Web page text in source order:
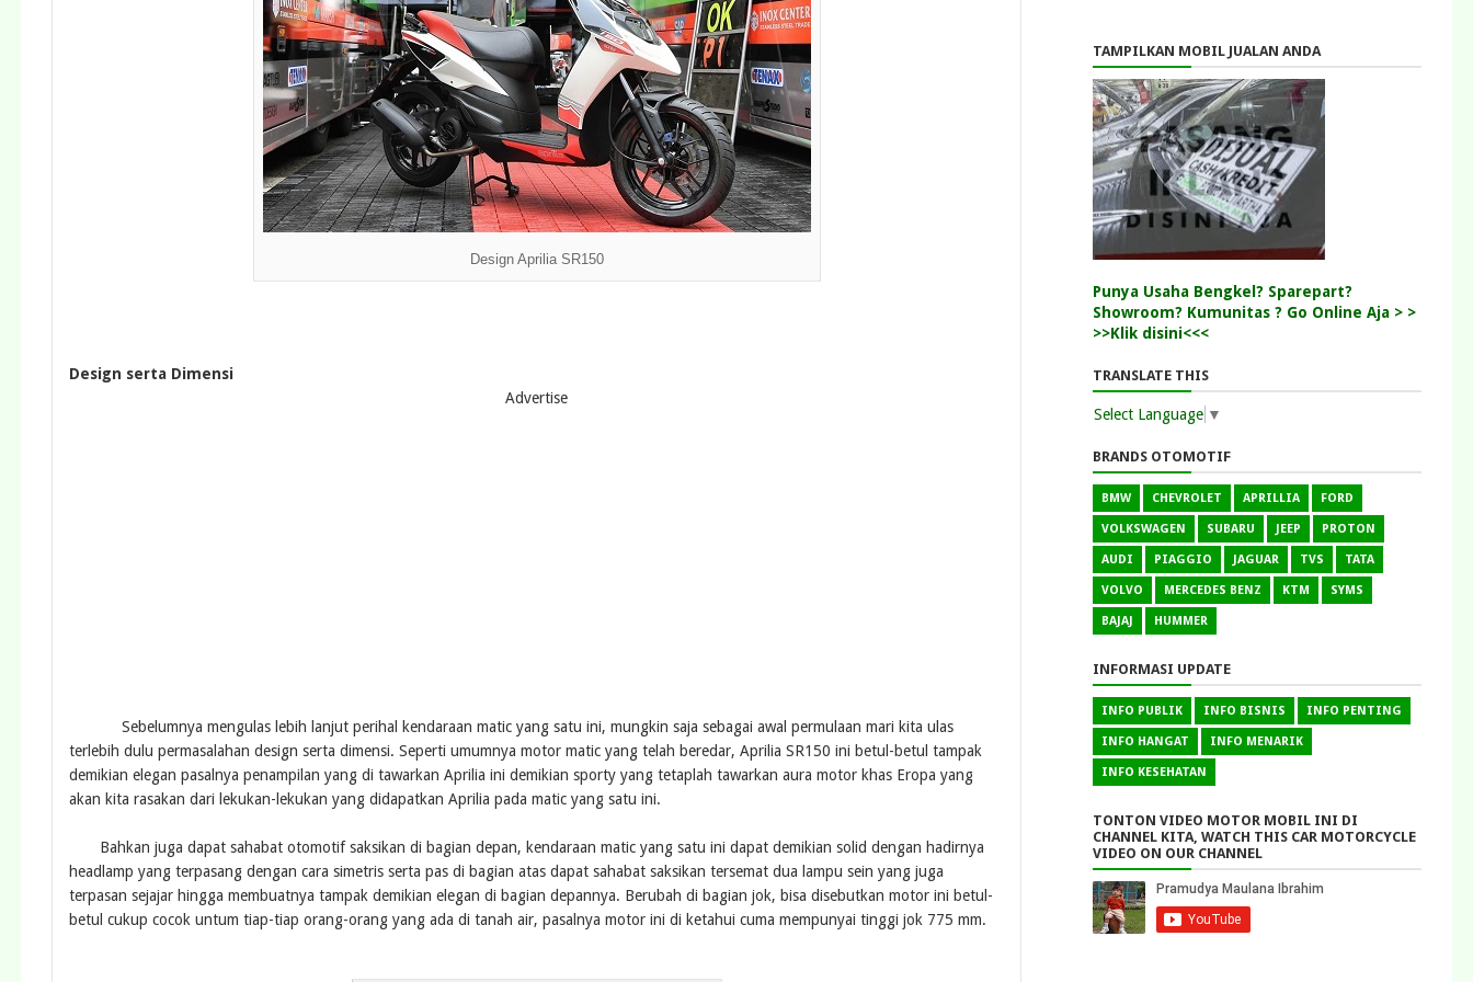
Design Aprilia SR150
Design serta Dimensi
Advertise
Sebelumnya mengulas lebih lanjut perihal kendaraan matic yang satu ini, mungkin saja sebagai awal permulaan mari kita ulas
terlebih dulu permasalahan design serta dimensi. Seperti umumnya motor matic yang telah beredar, Aprilia SR150 ini betul-betul tampak
demikian elegan pasalnya penampilan yang di tawarkan Aprilia ini demikian sporty yang tetaplah tawarkan aura motor khas Eropa yang
akan kita rasakan dari lekukan-lekukan yang didapatkan Aprilia pada matic yang satu ini.
Bahkan juga dapat sahabat otomotif saksikan di bagian depan, kendaraan matic yang satu ini dapat demikian solid dengan hadirnya
headlamp yang terpasang dengan cara simetris serta pas di bagian atas dapat sahabat saksikan tersemat dua lampu sein yang juga
terpasan sejajar hingga membuatnya tampak demikian elegan di bagian depannya. Berubah di bagian jok, bisa disebutkan motor ini betul-
betul cukup cocok untum tiap-tiap orang-orang yang ada di tanah air, pasalnya motor ini di ketahui cuma mempunyai tinggi jok 775 mm.
TAMPILKAN MOBIL JUALAN ANDA
Punya Usaha Bengkel? Sparepart?
Showroom? Kumunitas ? Go Online Aja > >
>>Klik disini<<<
TRANSLATE THIS
Select Language ▼
BRANDS OTOMOTIF
BMW CHEVROLET APRILLIA FORD
VOLKSWAGEN SUBARU JEEP PROTON
AUDI PIAGGIO JAGUAR TVS TATA
VOLVO MERCEDES BENZ KTM SYMS
BAJAJ HUMMER
INFORMASI UPDATE
INFO PUBLIK INFO BISNIS INFO PENTING
INFO HANGAT INFO MENARIK
INFO KESEHATAN
TONTON VIDEO MOTOR MOBIL INI DI
CHANNEL KITA, WATCH THIS CAR MOTORCYCLE
VIDEO ON OUR CHANNEL